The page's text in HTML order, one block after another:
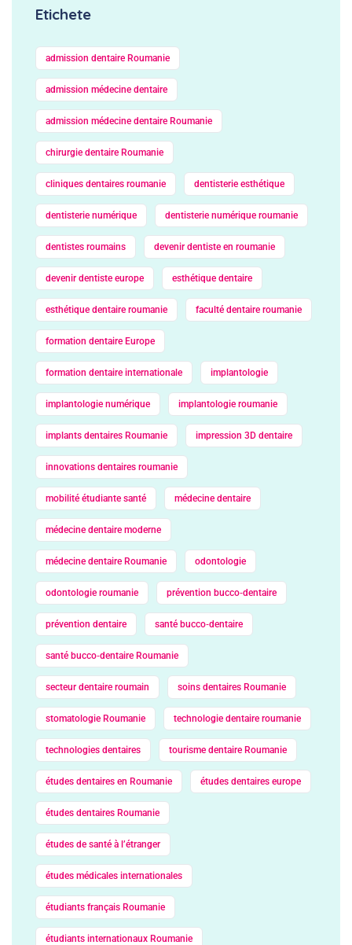
Etichete
admission dentaire Roumanie
admission médecine dentaire
admission médecine dentaire Roumanie
chirurgie dentaire Roumanie
cliniques dentaires roumanie dentisterie esthétique
dentisterie numérique dentisterie numérique roumanie
dentistes roumains devenir dentiste en roumanie
devenir dentiste europe esthétique dentaire
esthétique dentaire roumanie faculté dentaire roumanie
formation dentaire Europe
formation dentaire internationale implantologie
implantologie numérique implantologie roumanie
implants dentaires Roumanie impression 3D dentaire
innovations dentaires roumanie
mobilité étudiante santé médecine dentaire
médecine dentaire moderne
médecine dentaire Roumanie odontologie
odontologie roumanie prévention bucco‑dentaire
prévention dentaire santé bucco‑dentaire
santé bucco‑dentaire Roumanie
secteur dentaire roumain soins dentaires Roumanie
stomatologie Roumanie technologie dentaire roumanie
technologies dentaires tourisme dentaire Roumanie
études dentaires en Roumanie études dentaires europe
études dentaires Roumanie
études de santé à l’étranger
études médicales internationales
étudiants français Roumanie
étudiants internationaux Roumanie